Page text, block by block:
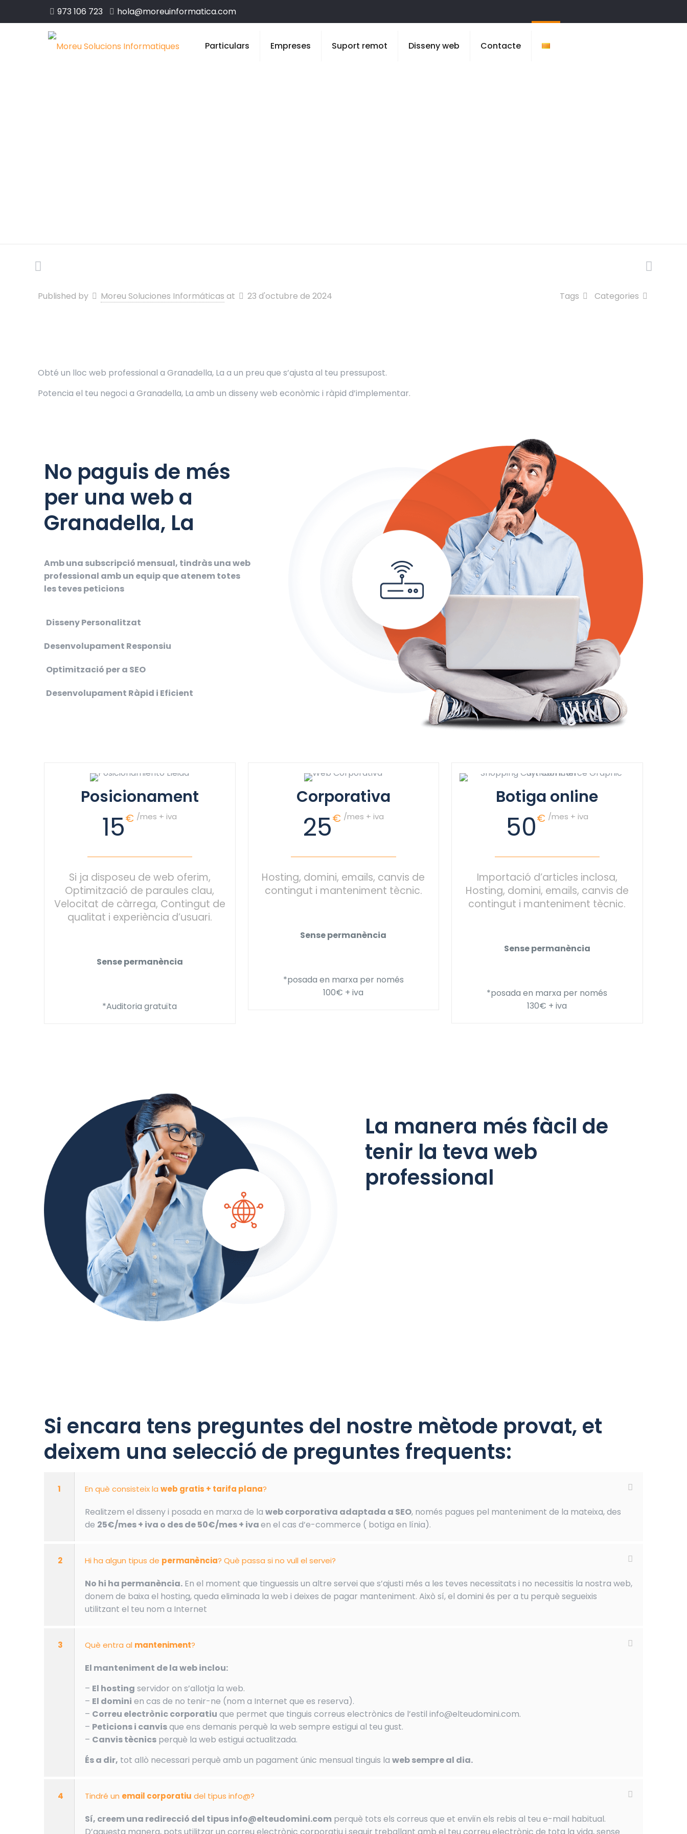
973 106 723 hola@moreuinformatica.com
Particulars Empreses Suport remot Disseny web Contacte
Published by Moreu Soluciones Informáticas at 23 d'octubre de 2024 Categories
Tags
Obté un lloc web professional a Granadella, La a un preu que s’ajusta al teu pressupost.
Potencia el teu negoci a Granadella, La amb un disseny web econòmic i ràpid d’implementar.
No paguis de més
per una web a
Granadella, La
Amb una subscripció mensual, tindràs una web
professional amb un equip que atenem totes
les teves peticions
Disseny Personalitzat
Desenvolupament Responsiu
Optimització per a SEO
Desenvolupament Ràpid i Eficient
Posicionament
15€ /mes + iva
Si ja disposeu de web oferim,
Optimització de paraules clau,
Velocitat de càrrega, Contingut de
qualitat i experiència d’usuari.
Sense permanència
*Auditoria gratuïta
Corporativa
25€ /mes + iva
Hosting, domini, emails, canvis de
contingut i manteniment tècnic.
Sense permanència
*posada en marxa per només
100€ + iva
Botiga online
50€ /mes + iva
Importació d’articles inclosa,
Hosting, domini, emails, canvis de
contingut i manteniment tècnic.
Sense permanència
*posada en marxa per només
130€ + iva
La manera més fàcil de
tenir la teva web
professional
Si encara tens preguntes del nostre mètode provat, et
deixem una selecció de preguntes frequents:
1 En què consisteix laweb gratis + tarifa plana?
Realitzem el disseny i posada en marxa de laweb corporativa adaptada a SEO, només pagues pel manteniment de la mateixa, des
de 25€/mes + iva o des de 50€/mes + ivaen el cas d’e-commerce ( botiga en línia).
2 Hi ha algun tipus de permanència? Què passa si no vull el servei?
No hi ha permanència. En el moment que tinguessis un altre servei que s’ajusti més a les teves necessitats i no necessitis la nostra web,
donem de baixa el hosting, queda eliminada la web i deixes de pagar manteniment. Això sí, el domini és per a tu perquè segueixis
utilitzant el teu nom a Internet
3 Què entra al manteniment?
El manteniment de la web inclou:
– El hosting servidor on s’allotja la web.
– El domini en cas de no tenir-ne (nom a Internet que es reserva).
– Correu electrònic corporatiu que permet que tinguis correus electrònics de l’estil info@elteudomini.com.
– Peticions i canvisque ens demanis perquè la web sempre estigui al teu gust.
– Canvis tècnics perquè la web estigui actualitzada.
És a dir, tot allò necessari perquè amb un pagament únic mensual tinguis laweb sempre al dia.
4 Tindré un email corporatiu del tipus info@?
Sí, creem una redirecció del tipus info@elteudomini.com perquè tots els correus que et enviïn els rebis al teu e-mail habitual.